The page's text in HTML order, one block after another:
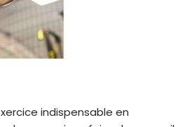
indispensable en